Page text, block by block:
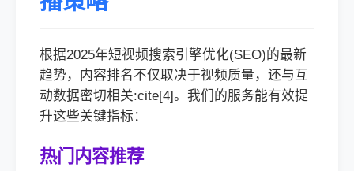
根据2025年短视频搜索引擎优化(SEO)的最新
趋势，内容排名不仅取决于视频质量，还与互
动数据密切相关:cite[4]。我们的服务能有效提
升这些关键指标：
热门内容推荐